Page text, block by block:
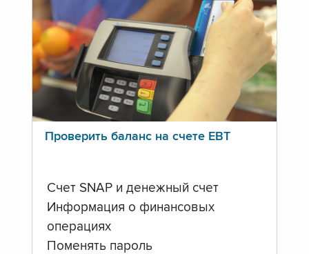
Проверить баланс на счете ЕВТ
Счет SNAP и денежный счет
Информация о финансовых
операциях
Поменять пароль